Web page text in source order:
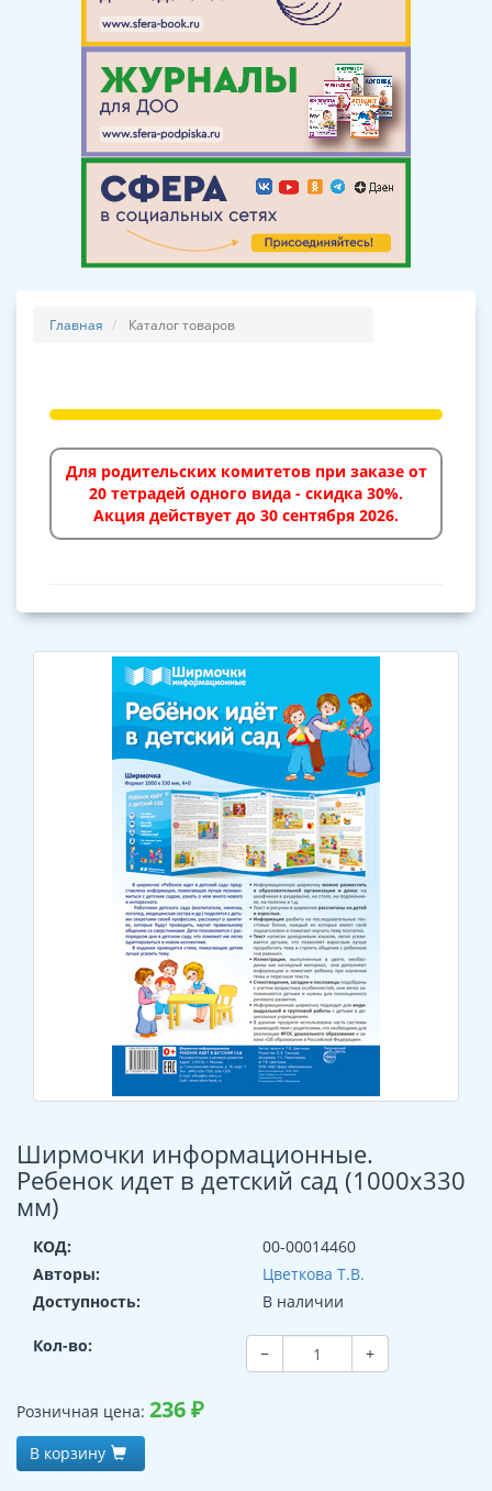
Главная Каталог товаров
Для родительских комитетов при заказе от
20 тетрадей одного вида - скидка 30%.
Акция действует до 30 сентября 2026.
Ширмочки информационные.
Ребенок идет в детский сад (1000х330
мм)
КОД:
00-00014460
Авторы:
Цветкова Т.В.
Доступность:
В наличии
Кол-во: − +
Розничная цена: 236₽
В корзину